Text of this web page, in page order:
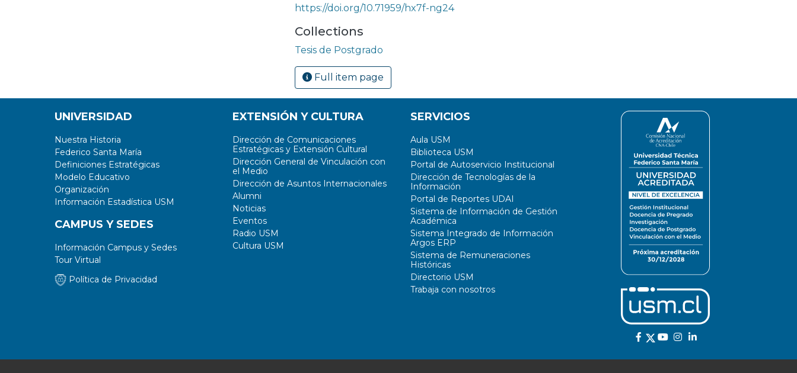
https://doi.org/10.71959/hx7f-ng24
Collections
Tesis de Postgrado
Full item page
UNIVERSIDAD
Nuestra Historia
Federico Santa María
Definiciones Estratégicas
Modelo Educativo
Organización
Información Estadística USM
CAMPUS Y SEDES
Información Campus y Sedes
Tour Virtual
Política de Privacidad
EXTENSIÓN Y CULTURA
Dirección de Comunicaciones
Estratégicas y Extensión Cultural
Dirección General de Vinculación con
el Medio
Dirección de Asuntos Internacionales
Alumni
Noticias
Eventos
Radio USM
Cultura USM
SERVICIOS
Aula USM
Biblioteca USM
Portal de Autoservicio Institucional
Dirección de Tecnologías de la
Información
Portal de Reportes UDAI
Sistema de Información de Gestión
Académica
Sistema Integrado de Información
Argos ERP
Sistema de Remuneraciones
Históricas
Directorio USM
Trabaja con nosotros